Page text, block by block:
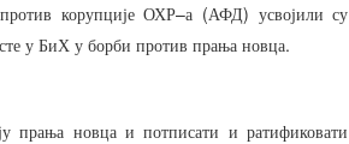
против корупције ОХР–а (АФД) усвојили су
у БиХ у борби против прања новца.
прања новца и потписати и ратификовати